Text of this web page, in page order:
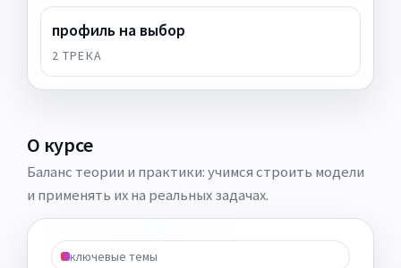
профиль на выбор
2 ТРЕКА
О курсе
Баланс теории и практики: учимся строить модели
и применять их на реальных задачах.
ключевые темы